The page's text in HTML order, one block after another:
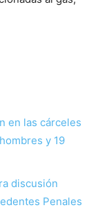
en las cárceles
y 19
discusión
Penales